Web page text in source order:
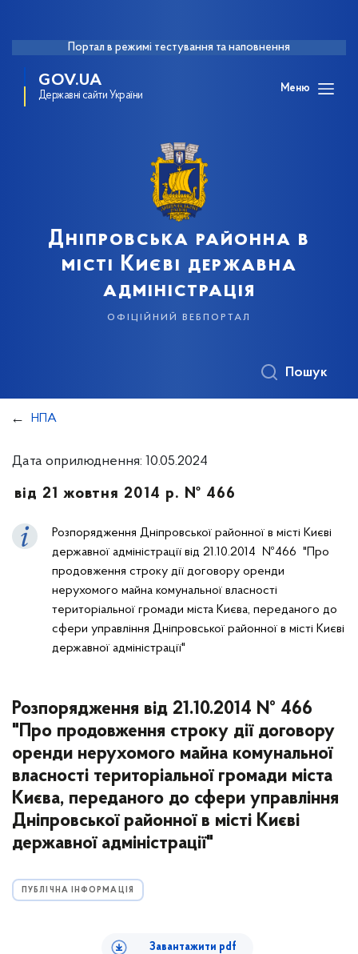
Портал в режимі тестування та наповнення
GOV.UA
Державні сайти України
Меню
Дніпровська районна в
місті Києві державна
адміністрація
офіційний вебпортал
Пошук
НПА
Дата оприлюднення: 10.05.2024
від 21 жовтня 2014 р. № 466
Розпорядження Дніпровської районної в місті Києві
державної адміністрації від 21.10.2014 №466 "Про
продовження строку дії договору оренди
нерухомого майна комунальної власності
територіальної громади міста Києва, переданого до
сфери управління Дніпровської районної в місті Києві
державної адміністрації"
Розпорядження від 21.10.2014 № 466
"Про продовження строку дії договору
оренди нерухомого майна комунальної
власності територіальної громади міста
Києва, переданого до сфери управління
Дніпровської районної в місті Києві
державної адміністрації"
ПУБЛІЧНА ІНФОРМАЦІЯ
Завантажити pdf